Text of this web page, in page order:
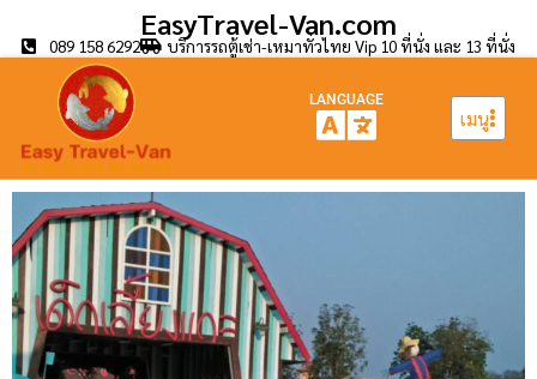
EasyTravel-Van.com
089 158 6292 บริการรถตู้เช่า-เหมาทั่วไทย Vip 10 ที่นั่ง และ 13 ที่นั่ง
เมนู
LANGUAGE